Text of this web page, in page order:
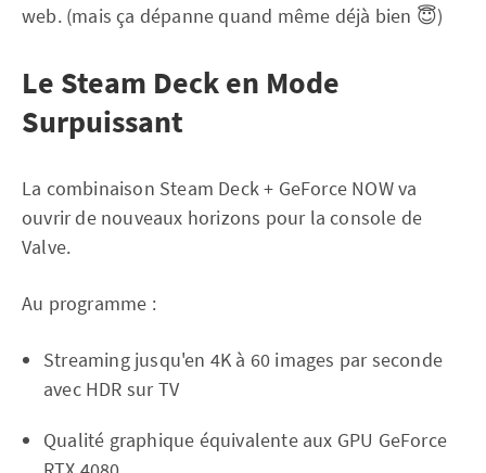
web. (mais ça dépanne quand même déjà bien 😇)
Le Steam Deck en Mode
Surpuissant
La combinaison Steam Deck + GeForce NOW va
ouvrir de nouveaux horizons pour la console de
Valve.
Au programme :
Streaming jusqu'en 4K à 60 images par seconde
avec HDR sur TV
Qualité graphique équivalente aux GPU GeForce